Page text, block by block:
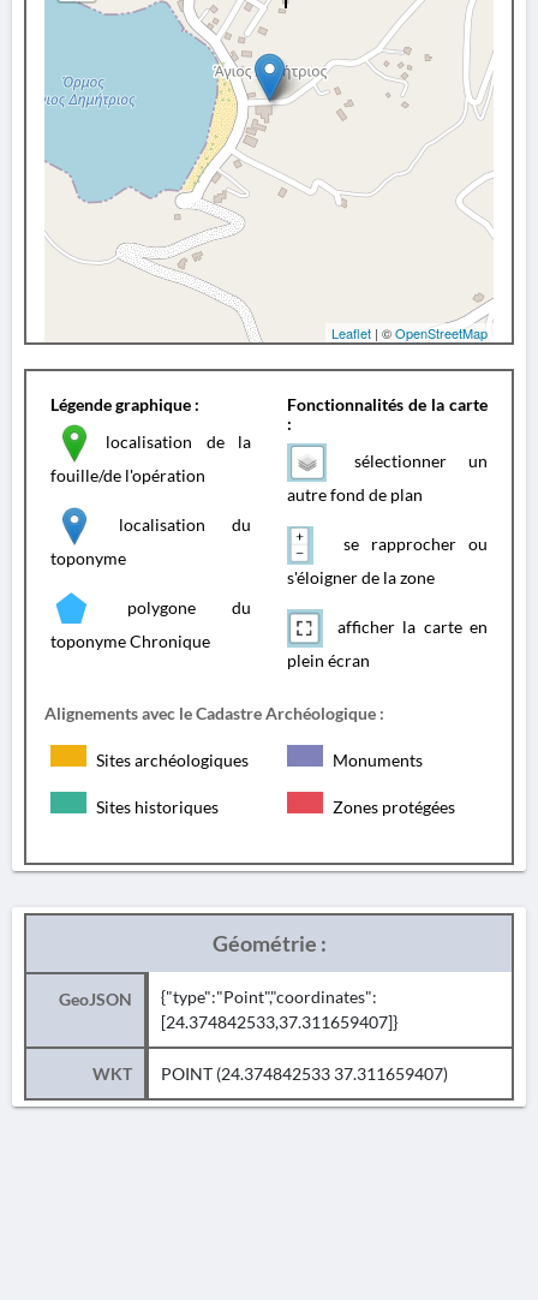
Leaflet | ©OpenStreetMap
Légende graphique :
localisation de la
fouille/de l'opération
localisation du
toponyme
polygone du
toponyme Chronique
Fonctionnalités de la carte
:
sélectionner un
autre fond de plan
se rapprocher ou
s'éloigner de la zone
afficher la carte en
plein écran
Alignements avec le Cadastre Archéologique :
Sites archéologiques Monuments
Sites historiques Zones protégées
Géométrie :
GeoJSON
{"type":"Point","coordinates":
[24.374842533,37.311659407]}
WKT POINT (24.374842533 37.311659407)